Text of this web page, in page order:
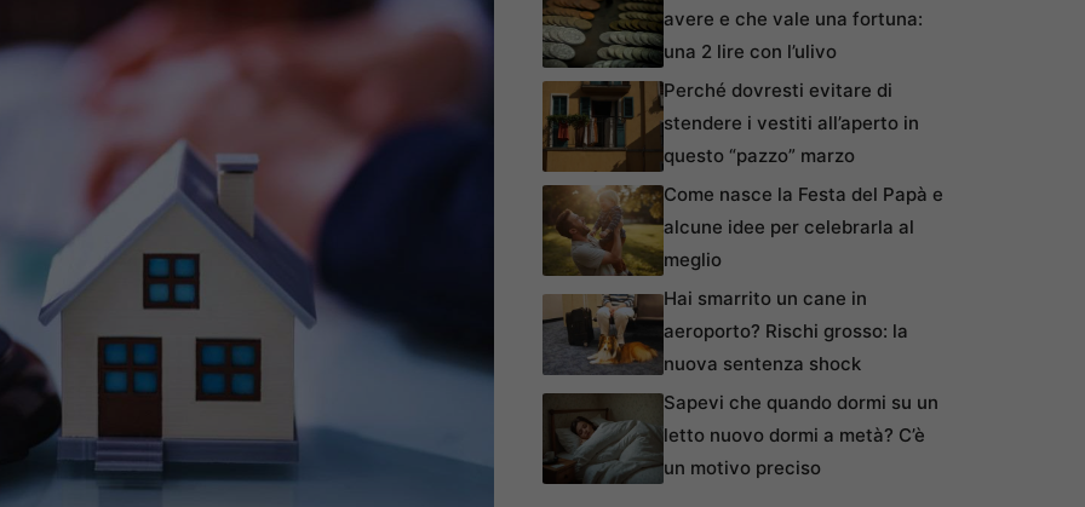
avere e che vale una fortuna:
una 2 lire con l’ulivo
Perché dovresti evitare di
stendere i vestiti all’aperto in
questo “pazzo” marzo
Come nasce la Festa del Papà e
alcune idee per celebrarla al
meglio
Hai smarrito un cane in
aeroporto? Rischi grosso: la
nuova sentenza shock
Sapevi che quando dormi su un
letto nuovo dormi a metà? C’è
un motivo preciso